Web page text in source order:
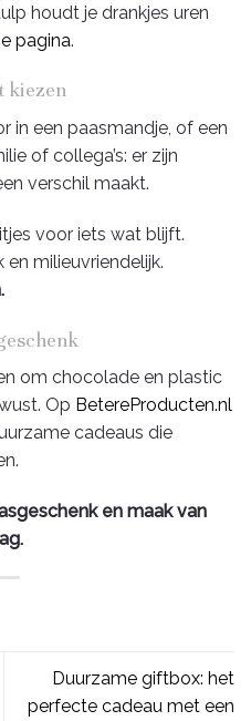
houdt je drankjes uren
pagina.
kiezen
in een paasmandje, of een
of collega’s: er zijn
verschil maakt.
voor iets wat blijft.
en milieuvriendelijk.
om chocolade en plastic
Op BetereProducten.nl
cadeaus die
en maak van
Duurzame giftbox: het
perfecte cadeau met een